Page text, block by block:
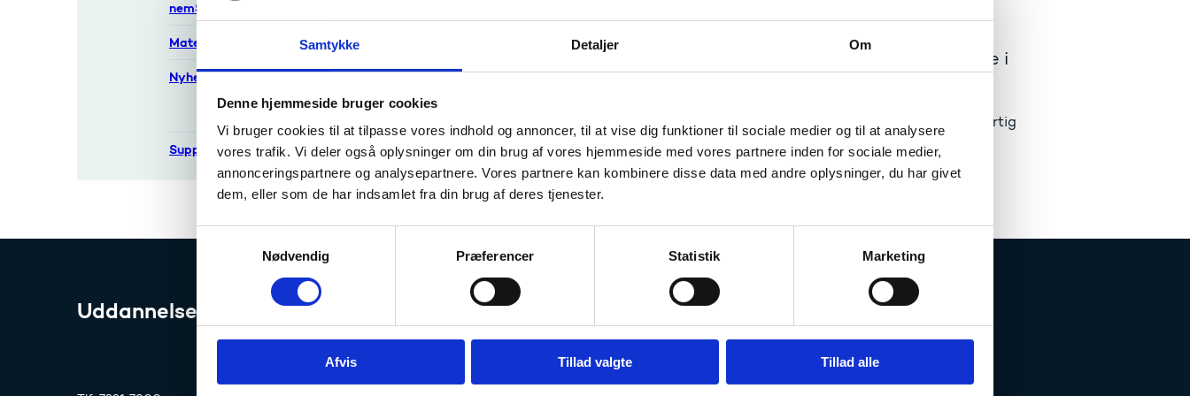
Samtykke Detaljer Om
Denne hjemmeside bruger cookies
Vi bruger cookies til at tilpasse vores indhold og annoncer, til at vise dig funktioner til sociale medier og til at analysere
vores trafik. Vi deler også oplysninger om din brug af vores hjemmeside med vores partnere inden for sociale medier,
annonceringspartnere og analysepartnere. Vores partnere kan kombinere disse data med andre oplysninger, du har givet
dem, eller som de har indsamlet fra din brug af deres tjenester.
S
y
Nødvendig Præferencer Statistik Marketing
Afvis Tillad valgte Tillad alle
nemStudie
Materialer
Nyheder
esas info
Support
Der er aktuelt driftsforstyrrelse på nemStudie der forsager at nogle ansøgere i
Vi har modtaget supportsager på udfordringerne og disse er proriteret højt med henblik på en hurtig
løsning.
Vi udsender ny status kl 13:00
Uddannelses- og Forskningsstyrelsen